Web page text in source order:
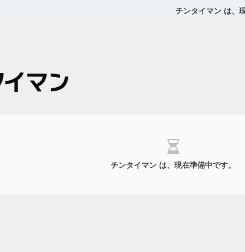
チンタイマン は、
チンタイマン は、現在準備中です。